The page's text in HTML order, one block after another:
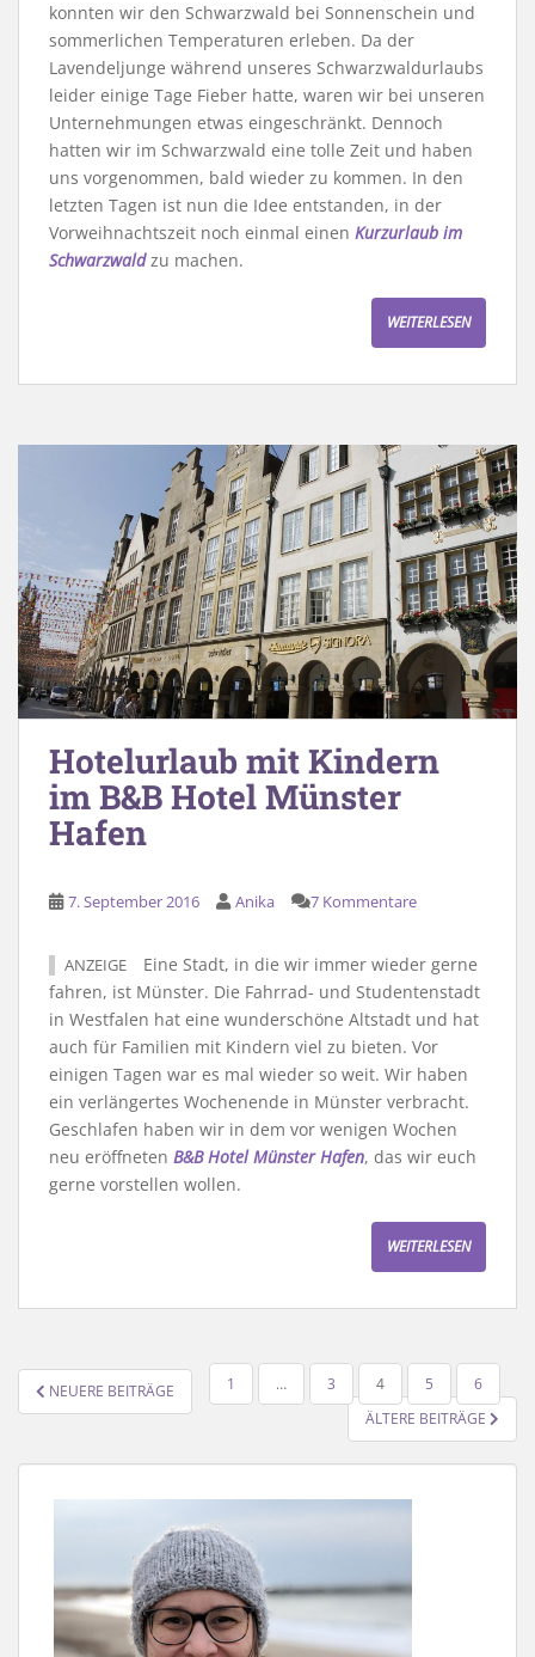
konnten wir den Schwarzwald bei Sonnenschein und
sommerlichen Temperaturen erleben. Da der
Lavendeljunge während unseres Schwarzwaldurlaubs
leider einige Tage Fieber hatte, waren wir bei unseren
Unternehmungen etwas eingeschränkt. Dennoch
hatten wir im Schwarzwald eine tolle Zeit und haben
uns vorgenommen, bald wieder zu kommen. In den
letzten Tagen ist nun die Idee entstanden, in der
Vorweihnachtszeit noch einmal einen Kurzurlaub im
Schwarzwaldzu machen.
WEITERLESEN
Hotelurlaub mit Kindern
im B&B Hotel Münster
Hafen
7. September 2016 Anika 7 Kommentare
ANZEIGE
Eine Stadt, in die wir immer wieder gerne
fahren, ist Münster. Die Fahrrad- und Studentenstadt
in Westfalen hat eine wunderschöne Altstadt und hat
auch für Familien mit Kindern viel zu bieten. Vor
einigen Tagen war es mal wieder so weit. Wir haben
ein verlängertes Wochenende in Münster verbracht.
Geschlafen haben wir in dem vor wenigen Wochen
neu eröffneten B&B Hotel Münster Hafen, das wir euch
gerne vorstellen wollen.
WEITERLESEN
SEITENNUMMERIERUNG
DER
NEUERE BEITRÄGE 1 … 3 4 5
6
ÄLTERE BEITRÄGE